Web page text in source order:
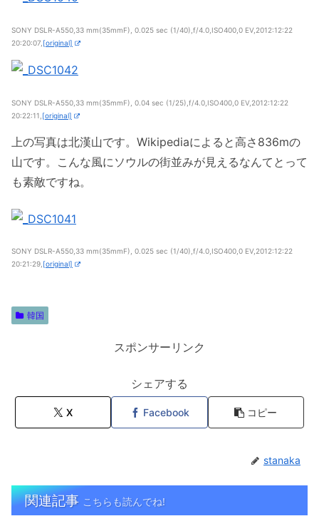
SONY DSLR-A550,33 mm(35mmF), 0.025 sec (1/40),f/4.0,ISO400,0 EV,2012:12:22
20:20:07, [original]
SONY DSLR-A550,33 mm(35mmF), 0.04 sec (1/25),f/4.0,ISO400,0 EV,2012:12:22
20:22:11, [original]
上の写真は北漢山です。Wikipediaによると高さ836mの
山です。こんな風にソウルの街並みが見えるなんてとって
も素敵ですね。
SONY DSLR-A550,33 mm(35mmF), 0.025 sec (1/40),f/4.0,ISO400,0 EV,2012:12:22
20:21:29, [original]
韓国
スポンサーリンク
シェアする
X Facebook コピー
stanaka
関連記事 こちらも読んでね!